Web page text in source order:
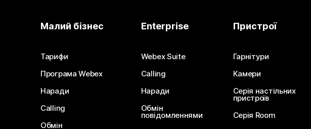
Малий бізнес
Тарифи
Програма Webex
Наради
Calling
Обмін
Enterprise
Webex Suite
Calling
Наради
Обмін
повідомленнями
Пристрої
Гарнітури
Камери
Серія настільних
пристроїв
Серія Room